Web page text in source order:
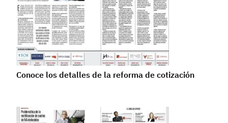
Conoce los detalles de la reforma de cotización